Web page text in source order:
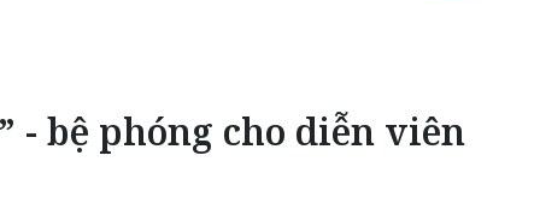
- bệ phóng cho diễn viên